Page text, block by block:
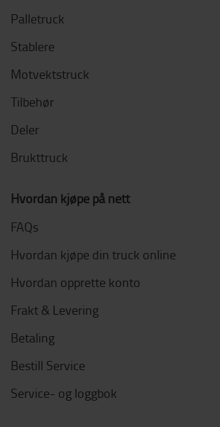
Palletruck
Stablere
Motvektstruck
Tilbehør
Deler
Brukttruck
Hvordan kjøpe på nett
FAQs
Hvordan kjøpe din truck online
Hvordan opprette konto
Frakt & Levering
Betaling
Bestill Service
Service- og loggbok